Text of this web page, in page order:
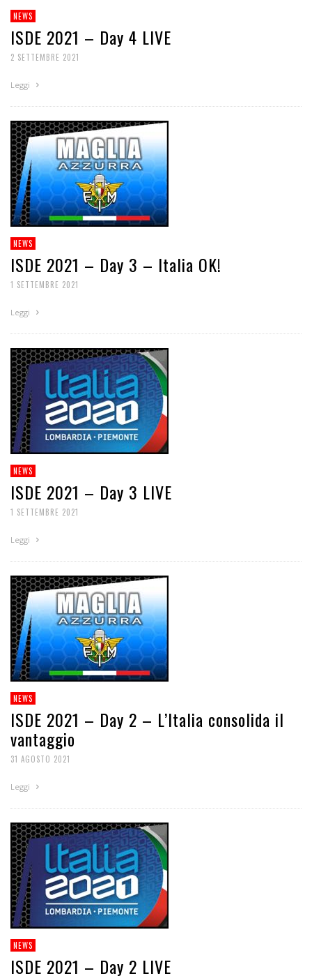
NEWS
ISDE 2021 – Day 4 LIVE
2 SETTEMBRE 2021
Leggi
NEWS
ISDE 2021 – Day 3 – Italia OK!
1 SETTEMBRE 2021
Leggi
NEWS
ISDE 2021 – Day 3 LIVE
1 SETTEMBRE 2021
Leggi
NEWS
ISDE 2021 – Day 2 – L’Italia consolida il
vantaggio
31 AGOSTO 2021
Leggi
NEWS
ISDE 2021 – Day 2 LIVE